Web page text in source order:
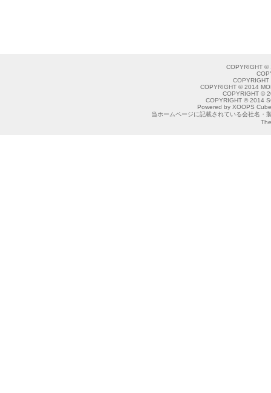
COPYRIGHT ©
COPYRIGHT © 2014
COPYRIGHT ©
COPYRIGHT © 2014
Powered by XOOPS
当ホームページに記載されている会社名・